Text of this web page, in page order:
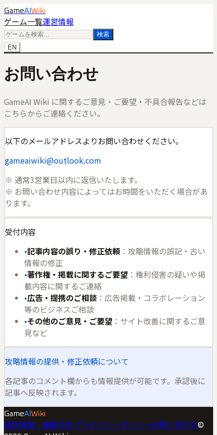
GameAI Wiki
ゲーム一覧運営情報
検索
EN
お問い合わせ
GameAI Wiki に関するご意見・ご要望・不具合報告などは
こちらからご連絡ください。
以下のメールアドレスよりお問い合わせください。
gameaiwiki@outlook.com
※ 通常3営業日以内に返信いたします。
※ お問い合わせ内容によってはお時間をいただく場合があ
ります。
受付内容
•記事内容の誤り・修正依頼：攻略情報の誤記・古い
情報の修正
•著作権・掲載に関するご要望：権利侵害の疑いや掲
載内容に関するご連絡
•広告・提携のご相談：広告掲載・コラボレーション
等のビジネスご相談
•その他のご意見・ご要望：サイト改善に関するご意
見など
攻略情報の提供・修正依頼について
各記事のコメント欄からも情報提供が可能です。承認後に
記事へ反映されます。
GameAI Wiki
運営情報・編集方針プライバシーポリシーお問い合わせ©